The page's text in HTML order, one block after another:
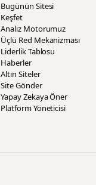
Bugünün Sitesi
Keşfet
Analiz Motorumuz
Üçlü Red Mekanizması
Liderlik Tablosu
Haberler
Altın Siteler
Site Gönder
Yapay Zekaya Öner
Platform Yöneticisi